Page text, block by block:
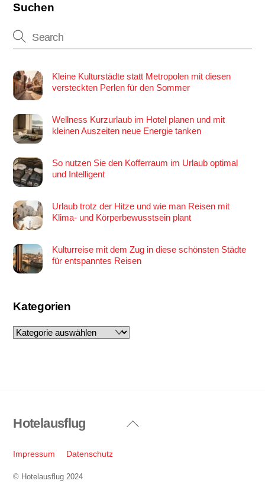
Suchen
Kleine Kulturstädte statt Metropolen mit diesen
versteckten Perlen für den Sommer
Wellness Kurzurlaub im Hotel planen und mit
kleinen Auszeiten neue Energie tanken
So nutzen Sie den Kofferraum im Urlaub optimal
und Intelligent
Urlaub trotz der Hitze und wie man Reisen mit
Klima- und Körperbewusstsein plant
Kulturreise mit dem Zug in diese schönsten Städte
für entspanntes Reisen
Kategorien
Kategorien
Back
Hotelausflug
Impressum Datenschutz
© Hotelausflug 2024